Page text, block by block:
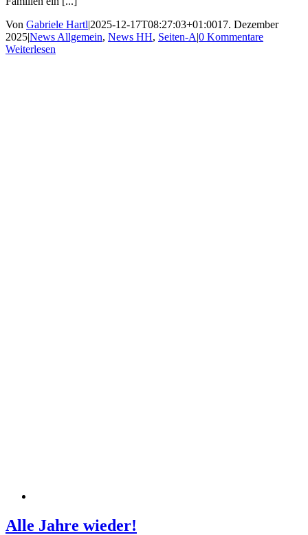
Von Gabriele Hartl|2025-12-17T08:27:03+01:0017. Dezember
2025|News Allgemein, News HH, Seiten-A|0 Kommentare
Weiterlesen
Alle Jahre wieder!